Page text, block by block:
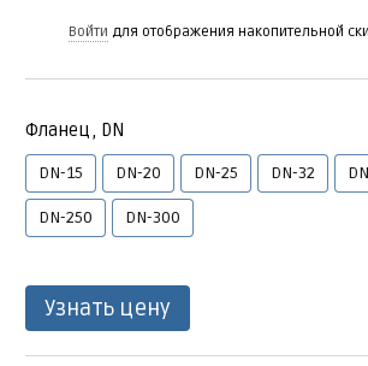
Войти для отображения накопительной
Фланец, DN
DN-15 DN-20 DN-25 DN-32
DN-250 DN-300
Узнать цену